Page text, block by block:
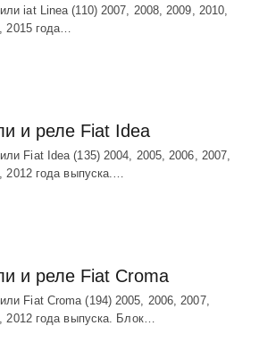
iat Linea (110) 2007, 2008, 2009, 2010,
2015 года…
и реле Fiat Idea
Fiat Idea (135) 2004, 2005, 2006, 2007,
2012 года выпуска.…
и реле Fiat Croma
Fiat Croma (194) 2005, 2006, 2007,
2012 года выпуска. Блок…